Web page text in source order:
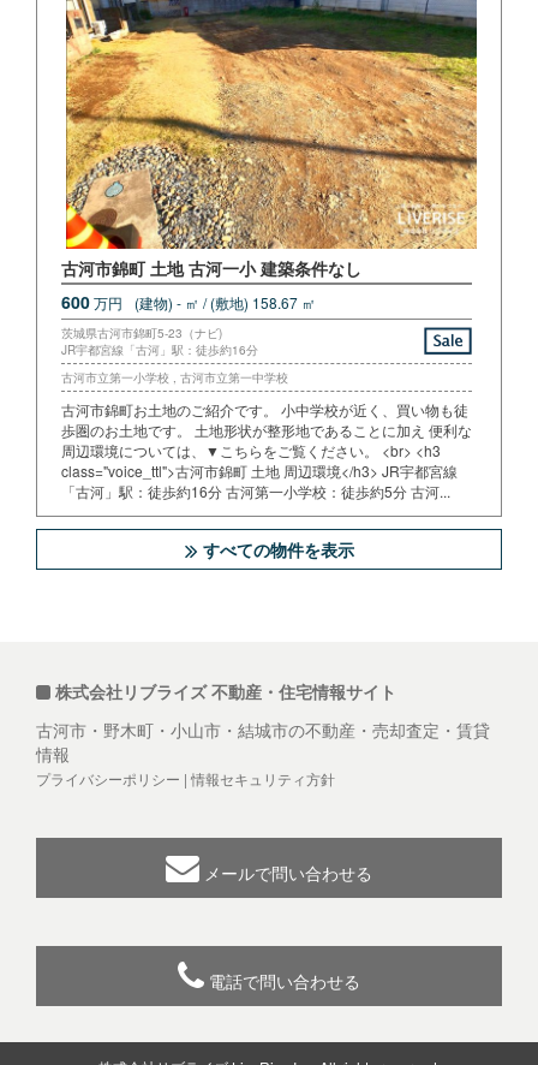
古河市錦町 土地 古河一小 建築条件なし
600万円 (建物) - ㎡ / (敷地) 158.67 ㎡
茨城県古河市錦町5-23（ナビ)
JR宇都宮線「古河」駅：徒歩約16分
古河市立第一小学校 , 古河市立第一中学校
古河市錦町お土地のご紹介です。 小中学校が近く、買い物も徒
歩圏のお土地です。 土地形状が整形地であることに加え 便利な
周辺環境については、▼こちらをご覧ください。 <br> <h3
class="voice_ttl">古河市錦町 土地 周辺環境</h3> JR宇都宮線
「古河」駅：徒歩約16分 古河第一小学校：徒歩約5分 古河...
すべての物件を表示
株式会社リブライズ 不動産・住宅情報サイト
古河市・野木町・小山市・結城市の不動産・売却査定・賃貸
情報
プライバシーポリシー | 情報セキュリティ方針
メールで問い合わせる
電話で問い合わせる